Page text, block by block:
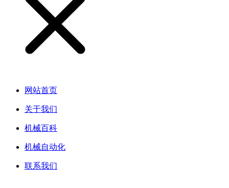
网站首页
关于我们
机械百科
机械自动化
联系我们